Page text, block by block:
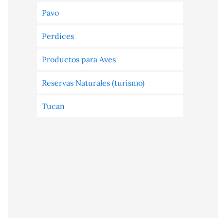
Pavo
Perdices
Productos para Aves
Reservas Naturales (turismo)
Tucan